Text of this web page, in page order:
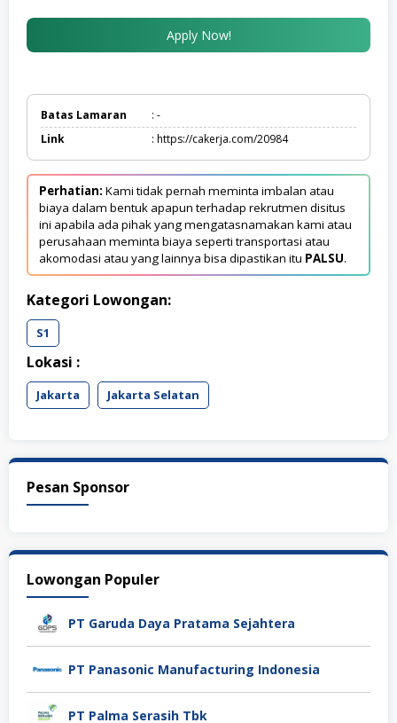
Apply Now!
Batas Lamaran
: -
Link
: https://cakerja.com/20984
Perhatian: Kami tidak pernah meminta imbalan atau
biaya dalam bentuk apapun terhadap rekrutmen disitus
ini apabila ada pihak yang mengatasnamakan kami atau
perusahaan meminta biaya seperti transportasi atau
akomodasi atau yang lainnya bisa dipastikan itu PALSU.
Kategori Lowongan:
S1
Lokasi :
Jakarta Jakarta Selatan
Pesan Sponsor
Lowongan Populer
PT Garuda Daya Pratama Sejahtera
PT Panasonic Manufacturing Indonesia
PT Palma Serasih Tbk